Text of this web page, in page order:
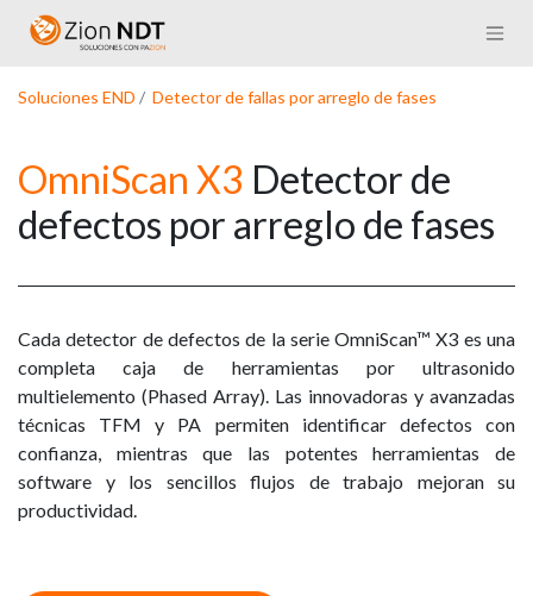
Ir al contenido
Soluciones END / Detector de fallas por arreglo de fases
OmniScan X3 Detector de
defectos por arreglo de fases
Cada detector de defectos de la serie OmniScan™ X3 es una
completa caja de herramientas por ultrasonido
multielemento (Phased Array). Las innovadoras y avanzadas
técnicas TFM y PA permiten identificar defectos con
confianza, mientras que las potentes herramientas de
software y los sencillos flujos de trabajo mejoran su
productividad.